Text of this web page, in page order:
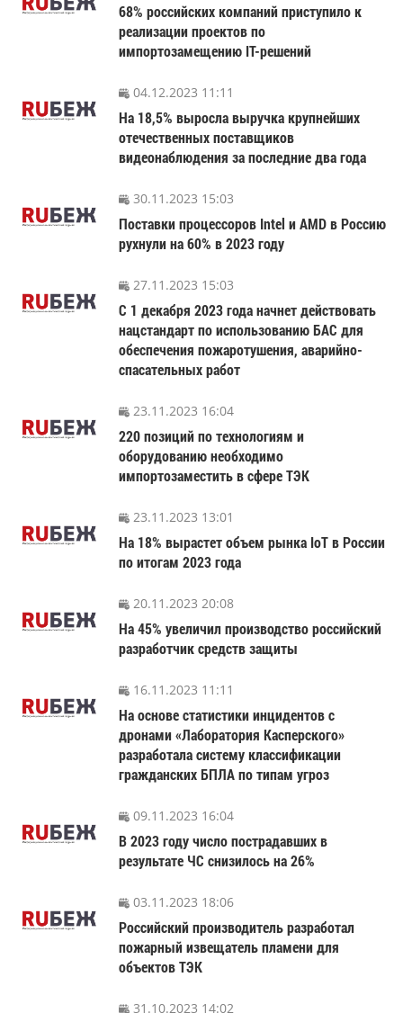
68% российских компаний приступило к
реализации проектов по
импортозамещению IT-решений
04.12.2023 11:11
На 18,5% выросла выручка крупнейших
отечественных поставщиков
видеонаблюдения за последние два года
30.11.2023 15:03
Поставки процессоров Intel и AMD в Россию
рухнули на 60% в 2023 году
27.11.2023 15:03
С 1 декабря 2023 года начнет действовать
нацстандарт по использованию БАС для
обеспечения пожаротушения, аварийно-
спасательных работ
23.11.2023 16:04
220 позиций по технологиям и
оборудованию необходимо
импортозаместить в сфере ТЭК
23.11.2023 13:01
На 18% вырастет объем рынка IoT в России
по итогам 2023 года
20.11.2023 20:08
На 45% увеличил производство российский
разработчик средств защиты
16.11.2023 11:11
На основе статистики инцидентов с
дронами «Лаборатория Касперского»
разработала систему классификации
гражданских БПЛА по типам угроз
09.11.2023 16:04
В 2023 году число пострадавших в
результате ЧС снизилось на 26%
03.11.2023 18:06
Российский производитель разработал
пожарный извещатель пламени для
объектов ТЭК
31.10.2023 14:02